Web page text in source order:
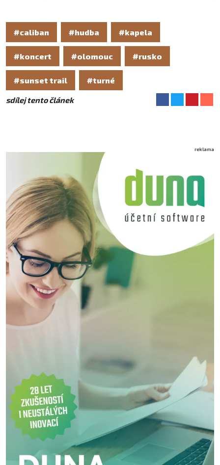
#caliban #hudba #kapela
#koncert #olomouc #rusko
#sunset trail #turné
sdílej tento článek
reklama